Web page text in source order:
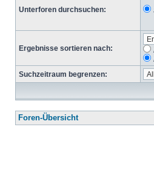
Unterforen durchsuchen:
Ergebnisse sortieren nach:
Suchzeitraum begrenzen:
Foren-Übersicht